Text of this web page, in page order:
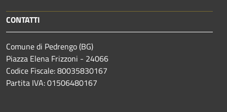
CONTATTI
Comune di Pedrengo (BG)
Piazza Elena Frizzoni - 24066
Codice Fiscale: 80035830167
Partita IVA: 01506480167